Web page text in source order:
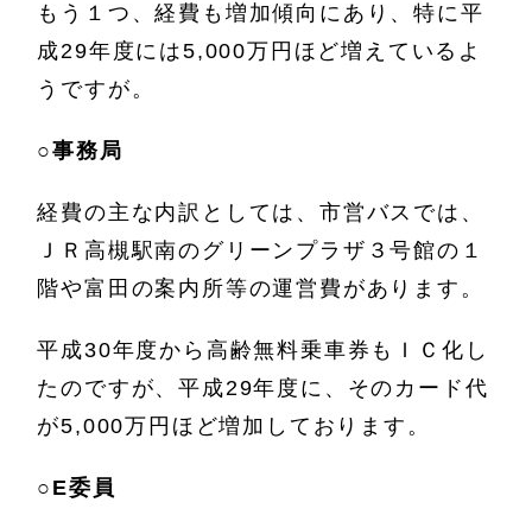
もう１つ、経費も増加傾向にあり、特に平
成29年度には5,000万円ほど増えているよ
うですが。
○事務局
経費の主な内訳としては、市営バスでは、
ＪＲ高槻駅南のグリーンプラザ３号館の１
階や富田の案内所等の運営費があります。
平成30年度から高齢無料乗車券もＩＣ化し
たのですが、平成29年度に、そのカード代
が5,000万円ほど増加しております。
○ E委員